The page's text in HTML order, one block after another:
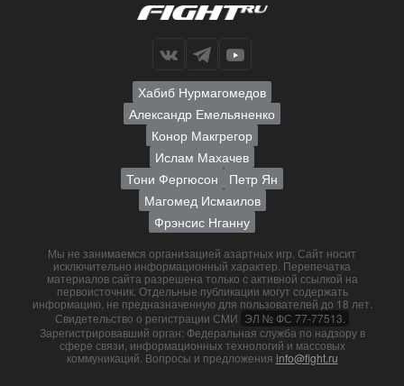
Хабиб Нурмагомедов
Александр Емельяненко
Конор Макгрегор
Ислам Махачев
Тони Фергюсон
Петр Ян
Магомед Исмаилов
Фрэнсис Нганну
Мы не занимаемся организацией азартных игр. Сайт носит
исключительно информационный характер. Перепечатка
материалов сайта разрешена только с активной ссылкой на
первоисточник. Отдельные публикации могут содержать
информацию, не предназначенную для пользователей до 18 лет.
Свидетельство о регистрации СМИ ЭЛ № ФС 77-77513.
Зарегистрировавший орган: Федеральная служба по надзору в
сфере связи, информационных технологий и массовых
коммуникаций. Вопросы и предложения info@fight.ru